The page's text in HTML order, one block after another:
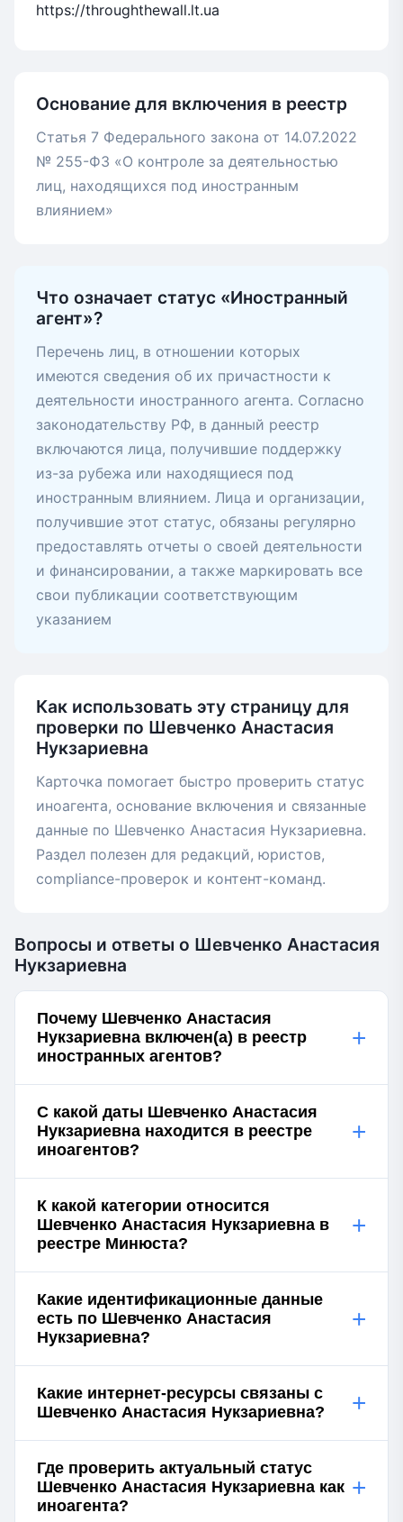
https://throughthewall.lt.ua
Основание для включения в реестр
Статья 7 Федерального закона от 14.07.2022
№ 255-ФЗ «О контроле за деятельностью
лиц, находящихся под иностранным
влиянием»
Что означает статус «Иностранный
агент»?
Перечень лиц, в отношении которых
имеются сведения об их причастности к
деятельности иностранного агента. Согласно
законодательству РФ, в данный реестр
включаются лица, получившие поддержку
из-за рубежа или находящиеся под
иностранным влиянием. Лица и организации,
получившие этот статус, обязаны регулярно
предоставлять отчеты о своей деятельности
и финансировании, а также маркировать все
свои публикации соответствующим
указанием
Как использовать эту страницу для
проверки по Шевченко Анастасия
Нукзариевна
Карточка помогает быстро проверить статус
иноагента, основание включения и связанные
данные по Шевченко Анастасия Нукзариевна.
Раздел полезен для редакций, юристов,
compliance-проверок и контент-команд.
Вопросы и ответы о Шевченко Анастасия
Нукзариевна
Почему Шевченко Анастасия
Нукзариевна включен(а) в реестр
иностранных агентов?
+
С какой даты Шевченко Анастасия
Нукзариевна находится в реестре
иноагентов?
+
К какой категории относится
Шевченко Анастасия Нукзариевна в
реестре Минюста?
+
Какие идентификационные данные
есть по Шевченко Анастасия
Нукзариевна?
+
Какие интернет-ресурсы связаны с
Шевченко Анастасия Нукзариевна?
+
Где проверить актуальный статус
Шевченко Анастасия Нукзариевна как
иноагента?
+